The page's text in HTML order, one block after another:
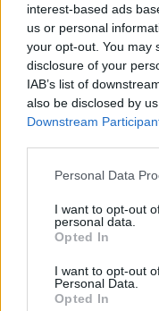
interest-based ads
us or personal
your opt-out. You may
disclosure of your
IAB’s list of
also be disclosed by
Downstream
Please note that this
not limited to your visit
grant or deny consent
use your data for
consent section.
Personal Data
I want to opt-out
personal data.
Opted In
I want to opt-out
Personal Data.
Opted In